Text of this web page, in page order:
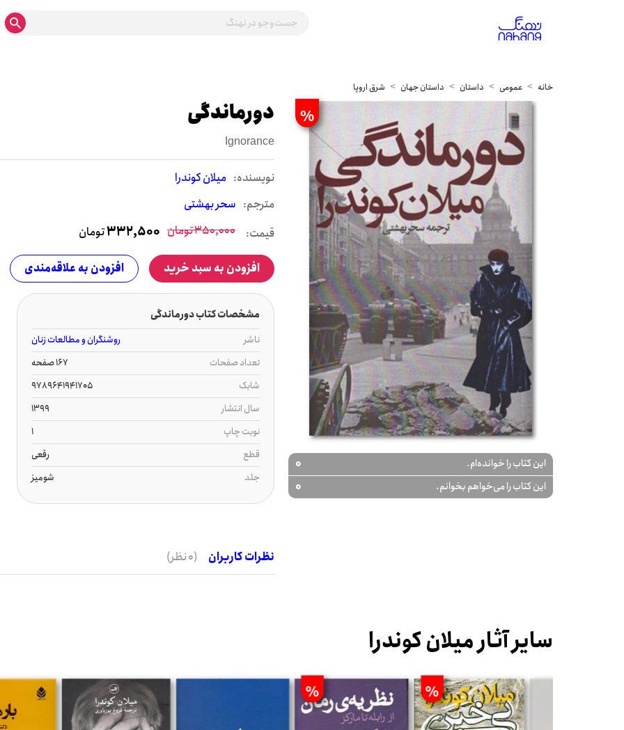
خانه عمومی داستان داستان جهان شرق اروپا
%
این کتاب را خوانده‌ام. 0
این کتاب را می‌خواهم بخوانم. 0
دورماندگی
Ignorance
نويسنده: میلان کوندرا
مترجم: سحر بهشتی
قیمت: 350,000تومان 332,500تومان
افزودن به سبد خرید افزودن به علاقه‌مندی
مشخصات کتاب دورماندگی
ناشر
روشنگران و مطالعات زنان
تعداد صفحات
167 صفحه
شابک
9789641941705
سال انتشار
1399
نوبت چاپ
1
قطع
رقعی
جلد
شومیز
نظرات کاربران (0 نظر)
سایر آثار میلان کوندرا
%
%